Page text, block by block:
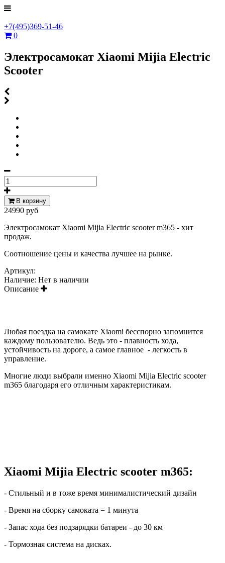
+7(495)369-51-46
0
Электросамокат Xiaomi Mijia Electric
Scooter
В корзину
24990 руб
Электросамокат Xiaomi Mijia Electric scooter m365 - хит
продаж.
Соотношение цены и качества лучшее на рынке.
Артикул:
Наличие: Нет в наличии
Описание
Любая поездка на самокате Xiaomi бесспорно запомнится
каждому пользователю. Ведь это - плавность хода,
устойчивость на дороге, а самое главное - легкость в
управление.
Многие люди выбрали именно Xiaomi Mijia Electric scooter
m365 благодаря его отличным характеристикам.
Xiaomi Mijia Electric scooter m365:
- Стильный и в тоже время минималистический дизайн
- Время на сборку самоката = 1 минута
- Запас хода без подзарядки батареи - до 30 км
- Тормозная система на дисках.